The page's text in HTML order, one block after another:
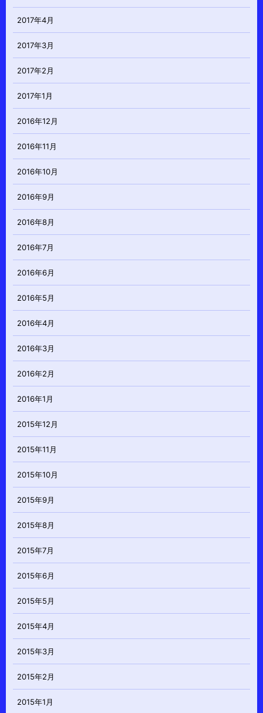
2017年4月
2017年3月
2017年2月
2017年1月
2016年12月
2016年11月
2016年10月
2016年9月
2016年8月
2016年7月
2016年6月
2016年5月
2016年4月
2016年3月
2016年2月
2016年1月
2015年12月
2015年11月
2015年10月
2015年9月
2015年8月
2015年7月
2015年6月
2015年5月
2015年4月
2015年3月
2015年2月
2015年1月